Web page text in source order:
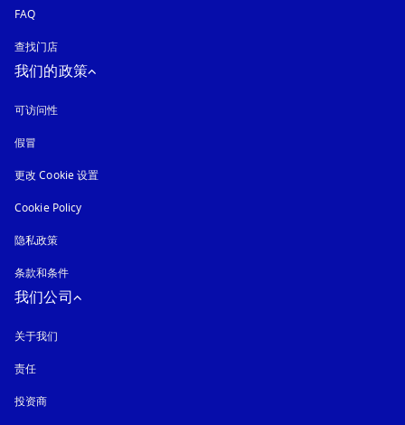
FAQ
查找门店
我们的政策
可访问性
假冒
更改 Cookie 设置
Cookie Policy
隐私政策
条款和条件
我们公司
关于我们
责任
投资商